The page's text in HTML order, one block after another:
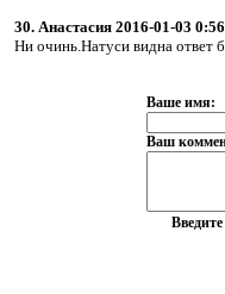
30. Анастасия 2016-01-03 0:56
Ни очинь.Натуси видна ответ
Ваше имя:
Ваш